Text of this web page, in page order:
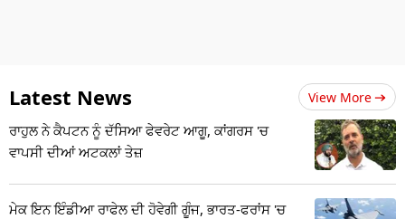
Latest News View More
ਰਾਹੁਲ ਨੇ ਕੈਪਟਨ ਨੂੰ ਦੱਸਿਆ ਫੇਵਰੇਟ ਆਗੂ, ਕਾਂਗਰਸ 'ਚ
ਵਾਪਸੀ ਦੀਆਂ ਅਟਕਲਾਂ ਤੇਜ਼
ਮੇਕ ਇਨ ਇੰਡੀਆ ਰਾਫੇਲ ਦੀ ਹੋਵੇਗੀ ਗੂੰਜ, ਭਾਰਤ-ਫਰਾਂਸ 'ਚ